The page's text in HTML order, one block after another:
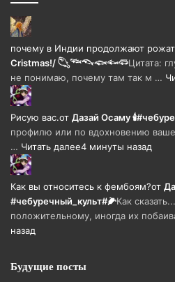
почему в Индии продолжают
Cristmas!/ 𓆡𓆝𓆞𓆟𓆜𓆛Цитата:
не понимаю, почему там так м …
Рисую вас.от Дазай Осаму
профилю или по вдохновению
… Читать далее4 минуты назад
Как вы относитесь к фембоям?от
#чебуречный_культ#🌽Как
положительному, иногда их
назад
Будущие посты